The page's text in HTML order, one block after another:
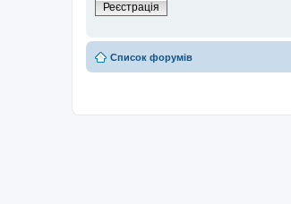
Реєстрація
Список форумів